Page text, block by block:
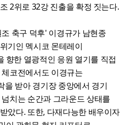
2위로 32강 진출을 확정 짓는다.
축구 덕후' 이경규가 남현종
기인 멕시코 몬테레이
향한 열광적인 응원 열기를 직접
코전에서도 이경규는
을 받아 경기장 중앙에서 경기
치는 순간과 그라운드 상태를
았다. 또한, 다재다능한 배우이자